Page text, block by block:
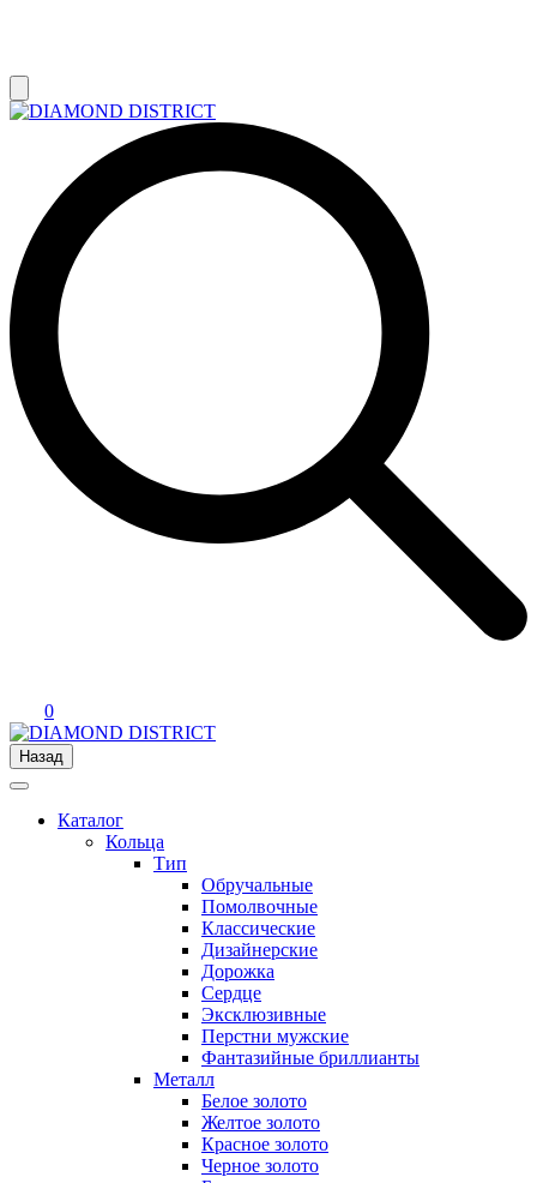
0
Назад
Каталог
Кольца
Тип
Обручальные
Помолвочные
Классические
Дизайнерские
Дорожка
Сердце
Эксклюзивные
Перстни мужские
Фантазийные бриллианты
Металл
Белое золото
Желтое золото
Красное золото
Черное золото